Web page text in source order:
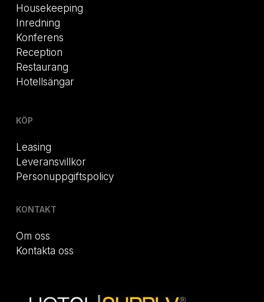
Housekeeping
Inredning
Konferens
Reception
Restaurang
Hotellsängar
KÖP
Leasing
Leveransvillkor
Personuppgiftspolicy
KONTAKT
Om oss
Kontakta oss